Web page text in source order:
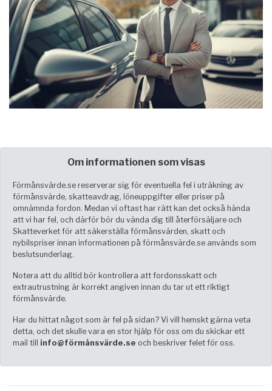
Om informationen som visas
Förmånsvärde.se reserverar sig för eventuella fel i uträkning av
förmånsvärde, skatteavdrag, löneuppgifter eller priser på
omnämnda fordon. Medan vi oftast har rätt kan det också hända
att vi har fel, och därför bör du vända dig till återförsäljare och
Skatteverket för att säkerställa förmånsvärden, skatt och
nybilspriser innan informationen på förmånsvärde.se används som
beslutsunderlag.
Notera att du alltid bör kontrollera att fordonsskatt och
extrautrustning är korrekt angiven innan du tar ut ett riktigt
förmånsvärde.
Har du hittat något som är fel på sidan? Vi vill hemskt gärna veta
detta, och det skulle vara en stor hjälp för oss om du skickar ett
mail till info@förmånsvärde.se och beskriver felet för oss.